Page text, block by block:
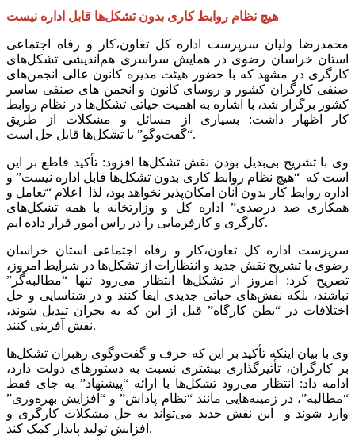
هیچ نظام روابط کاری بدون تشکل‌ها قابل اداره نیست
محمدرضا ولیان سرپرست اداره کل تعاون،کار و رفاه اجتماعی
استان خراسان رضوی در همایش سراسری هم‌اندیشی تشکل‌های
کارگری در مشهد که با حضور هیئت مدیره کانون عالی انجمن‌های
صنفی کارگران کشور و روسای کانون و انجمن های صنفی ساسر
کشور برگزار شد‌، با اشاره به اهمیت حیاتی تشکل‌ها در نظام روابط
کار اظهار داشت: بسیاری از مسائل و مشکلات از طریق
“گفت‌وگو” با تشکل‌ها قابل حل است.
وی با تشریح بی‌بدیل بودن نقش تشکل‌ها افزود: تأکید قاطع بر این
است که “هیچ نظام روابط کاری بدون تشکل‌ها قابل اداره نیست” و
اداره روابط کار بدون آنان امکان‌پذیر نخواهد بود، لذا اعلام “تعامل و
همکاری صد درصدی” اداره کل و وزارتخانه با همه تشکل‌های
کارگری و کارفرمایی را در راس امور قرار داده ایم.
سرپرست اداره کل تعاون،کار و رفاه اجتماعی استان خراسان
رضوی با تشریح نقش جدید و انتظارات از تشکل‌ها در شرایط امروز،
تصریح کرد: امروز از تشکل‌ها انتظار می‌رود تنها “مطالبه‌گر”
نباشند، بلکه نقش‌های حیاتی جدیدی ایفا کنند‌ و در شناسایی و حل
اختلافات در “بطن کارگاه” قبل از این که به بحران تبدیل شوند،
نقش آفرینی کنند.
وی با بیان اینکه تأکید بر این که حرف و گفت‌وگوی رهبران تشکل‌ها
بر کارگران، تأثیرگذاری بیشتری نسبت به دستورهای دولت دارد،
ادامه داد: انتظار می‌رود تشکل‌ها با ارائه “پیشنهاد” به جای فقط
“مطالبه”، در زمینه‌هایی مانند “نظام پاداش” و “افزایش بهره‌وری”
وارد شوند و ‌ این نقش جدید می‌تواند به حل مشکلات کارگری و
افزایش تولید پایدار کمک کند.‌